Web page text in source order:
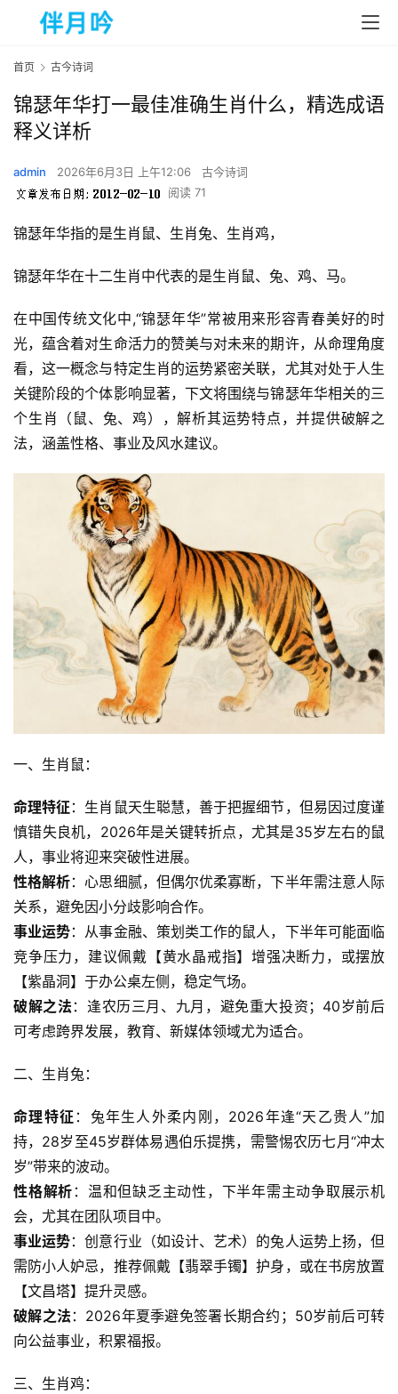
首页 古今诗词
锦瑟年华打一最佳准确生肖什么，精选成语
释义详析
admin 2026年6月3日 上午12:06
古今诗词
阅读 71
锦瑟年华指的是生肖鼠、生肖兔、生肖鸡，
锦瑟年华在十二生肖中代表的是生肖鼠、兔、鸡、马。
在中国传统文化中,“锦瑟年华”常被用来形容青春美好的时
光，蕴含着对生命活力的赞美与对未来的期许，从命理角度
看，这一概念与特定生肖的运势紧密关联，尤其对处于人生
关键阶段的个体影响显著，下文将围绕与锦瑟年华相关的三
个生肖（鼠、兔、鸡），解析其运势特点，并提供破解之
法，涵盖性格、事业及风水建议。
一、生肖鼠：
命理特征 ：生肖鼠天生聪慧，善于把握细节，但易因过度谨
慎错失良机，2026年是关键转折点，尤其是35岁左右的鼠
人，事业将迎来突破性进展。
性格解析：心思细腻，但偶尔优柔寡断，下半年需注意人际
关系，避免因小分歧影响合作。
事业运势：从事金融、策划类工作的鼠人，下半年可能面临
竞争压力，建议佩戴【黄水晶戒指】增强决断力，或摆放
【紫晶洞】于办公桌左侧，稳定气场。
破解之法 ：逢农历三月、九月，避免重大投资；40岁前后
可考虑跨界发展，教育、新媒体领域尤为适合。
二、生肖兔：
命理特征 ：兔年生人外柔内刚，2026年逢“天乙贵人”加
持，28岁至45岁群体易遇伯乐提携，需警惕农历七月“冲太
岁”带来的波动。
性格解析 ：温和但缺乏主动性，下半年需主动争取展示机
会，尤其在团队项目中。
事业运势：创意行业（如设计、艺术）的兔人运势上扬，但
需防小人妒忌，推荐佩戴【翡翠手镯】护身，或在书房放置
【文昌塔】提升灵感。
破解之法 ：2026年夏季避免签署长期合约；50岁前后可转
向公益事业，积累福报。
三、生肖鸡：